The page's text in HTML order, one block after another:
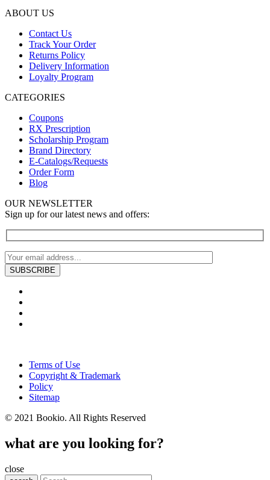
ABOUT US
Contact Us
Track Your Order
Returns Policy
Delivery Information
Loyalty Program
CATEGORIES
Coupons
RX Prescription
Scholarship Program
Brand Directory
E-Catalogs/Requests
Order Form
Blog
OUR NEWSLETTER
Sign up for our latest news and offers:
Terms of Use
Copyright & Trademark
Policy
Sitemap
© 2021 Bookio. All Rights Reserved
what are you looking for?
close